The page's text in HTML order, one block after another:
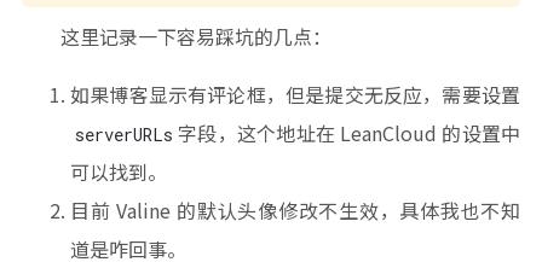
这里记录一下容易踩坑的几点：
如果博客显示有评论框，但是提交无反应，需要设置
serverURLs 字段，这个地址在 LeanCloud 的设置中
可以找到。
目前 Valine 的默认头像修改不生效，具体我也不知
道是咋回事。